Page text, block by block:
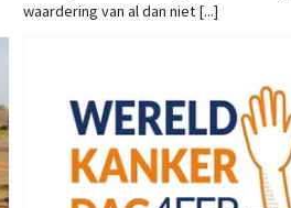
waardering van al dan niet [...]